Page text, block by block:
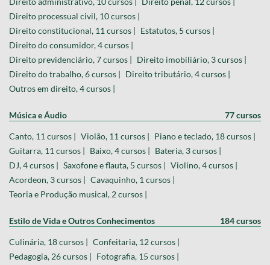
Direito processual civil, 10 cursos |
Direito constitucional, 11 cursos | Estatutos, 5 cursos |
Direito do consumidor, 4 cursos |
Direito previdenciário, 7 cursos | Direito imobiliário, 3 cursos |
Direito do trabalho, 6 cursos | Direito tributário, 4 cursos |
Outros em direito, 4 cursos |
Música e Áudio 77 cursos
Canto, 11 cursos | Violão, 11 cursos | Piano e teclado, 18 cursos |
Guitarra, 11 cursos | Baixo, 4 cursos | Bateria, 3 cursos |
DJ, 4 cursos | Saxofone e flauta, 5 cursos | Violino, 4 cursos |
Acordeon, 3 cursos | Cavaquinho, 1 cursos |
Teoria e Produção musical, 2 cursos |
Estilo de Vida e Outros Conhecimentos 184 cursos
Culinária, 18 cursos | Confeitaria, 12 cursos |
Pedagogia, 26 cursos | Fotografia, 15 cursos |